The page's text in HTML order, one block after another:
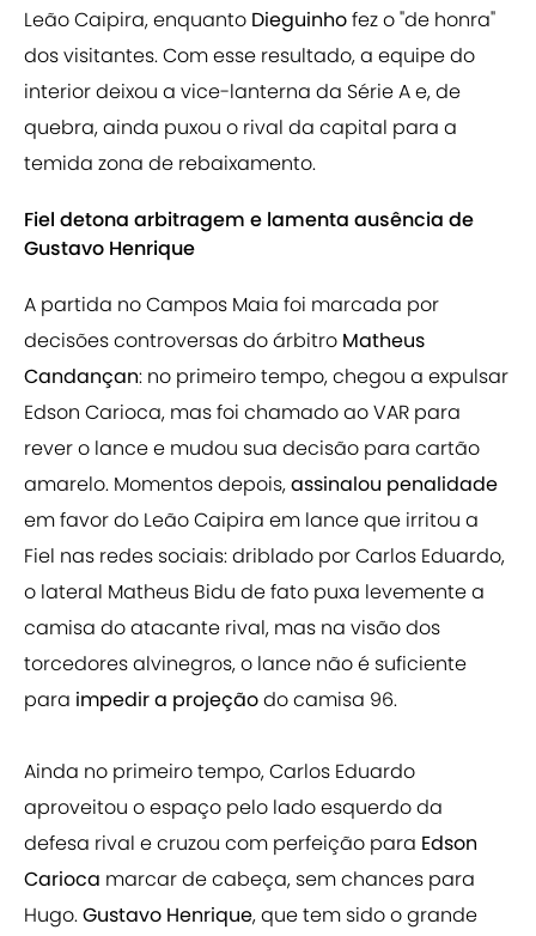
Leão Caipira, enquanto Dieguinhofez o "de honra"
dos visitantes. Com esse resultado, a equipe do
interior deixou a vice-lanterna da Série A e, de
quebra, ainda puxou o rival da capital para a
temida zona de rebaixamento.
Fiel detona arbitragem e lamenta ausência de
Gustavo Henrique
A partida no Campos Maia foi marcada por
decisões controversas do árbitro Matheus
Candançan: no primeiro tempo, chegou a expulsar
Edson Carioca, mas foi chamado ao VAR para
rever o lance e mudou sua decisão para cartão
amarelo. Momentos depois,assinalou penalidade
em favor do Leão Caipira em lance que irritou a
Fiel nas redes sociais: driblado por Carlos Eduardo,
o lateral Matheus Bidu de fato puxa levemente a
camisa do atacante rival, mas na visão dos
torcedores alvinegros, o lance não é suficiente
para impedir a projeçãodo camisa 96.
Ainda no primeiro tempo, Carlos Eduardo
aproveitou o espaço pelo lado esquerdo da
defesa rival e cruzou com perfeição para Edson
Carioca marcar de cabeça, sem chances para
Hugo.Gustavo Henrique, que tem sido o grande